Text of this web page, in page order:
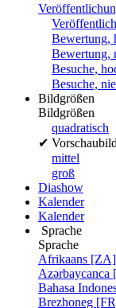
Bewertung,
Besuche,
Besuche,
Bildgrößen
Bildgrößen
quadratisch
✔ Vorschaubild
mittel
groß
Diashow
Kalender
Kalender
Sprache
Sprache
Afrikaans [ZA]
Azərbaycanca
Bahasa
Brezhoneg